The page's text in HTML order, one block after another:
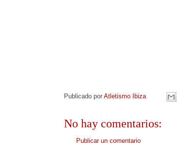
Publicado por Atletismo Ibiza
No hay comentarios:
Publicar un comentario